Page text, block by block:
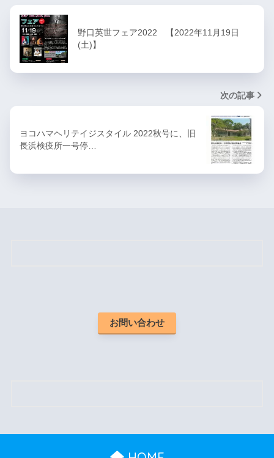
野口英世フェア2022 【2022年11月19日
(土)】
次の記事
ヨコハマヘリテイジスタイル 2022秋号に、旧
長浜検疫所一号停…
お問い合わせ